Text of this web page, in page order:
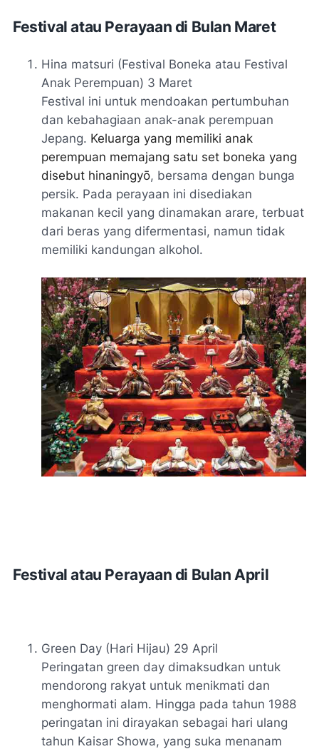
Festival atau Perayaan di Bulan Maret
Hina matsuri (Festival Boneka atau Festival
Anak Perempuan) 3 Maret
Festival ini untuk mendoakan pertumbuhan
dan kebahagiaan anak-anak perempuan
Jepang. Keluarga yang memiliki anak
perempuan memajang satu set boneka yang
disebut hinaningyō, bersama dengan bunga
persik. Pada perayaan ini disediakan
makanan kecil yang dinamakan arare, terbuat
dari beras yang difermentasi, namun tidak
memiliki kandungan alkohol.
Festival atau Perayaan di Bulan April
Green Day (Hari Hijau) 29 April
Peringatan green day dimaksudkan untuk
mendorong rakyat untuk menikmati dan
menghormati alam. Hingga pada tahun 1988
peringatan ini dirayakan sebagai hari ulang
tahun Kaisar Showa, yang suka menanam